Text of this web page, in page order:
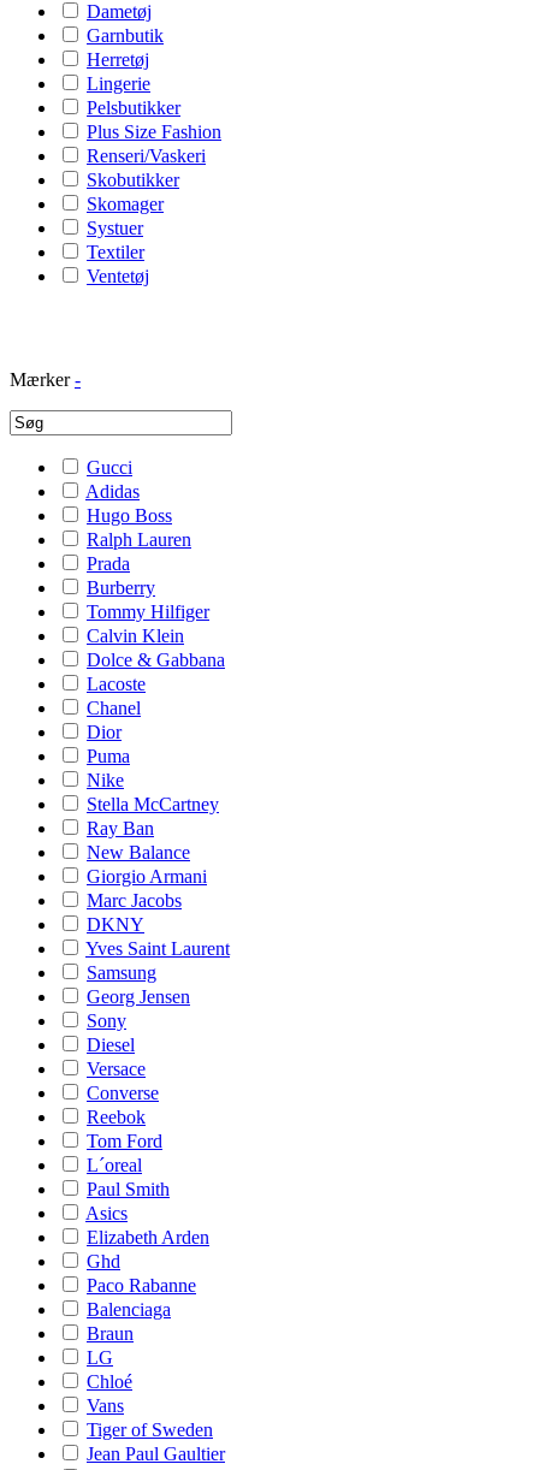
Dametøj
Garnbutik
Herretøj
Lingerie
Pelsbutikker
Plus Size Fashion
Renseri/Vaskeri
Skobutikker
Skomager
Systuer
Textiler
Ventetøj
Mærker -
Gucci
Adidas
Hugo Boss
Ralph Lauren
Prada
Burberry
Tommy Hilfiger
Calvin Klein
Dolce & Gabbana
Lacoste
Chanel
Dior
Puma
Nike
Stella McCartney
Ray Ban
New Balance
Giorgio Armani
Marc Jacobs
DKNY
Yves Saint Laurent
Samsung
Georg Jensen
Sony
Diesel
Versace
Converse
Reebok
Tom Ford
L´oreal
Paul Smith
Asics
Elizabeth Arden
Ghd
Paco Rabanne
Balenciaga
Braun
LG
Chloé
Vans
Tiger of Sweden
Jean Paul Gaultier